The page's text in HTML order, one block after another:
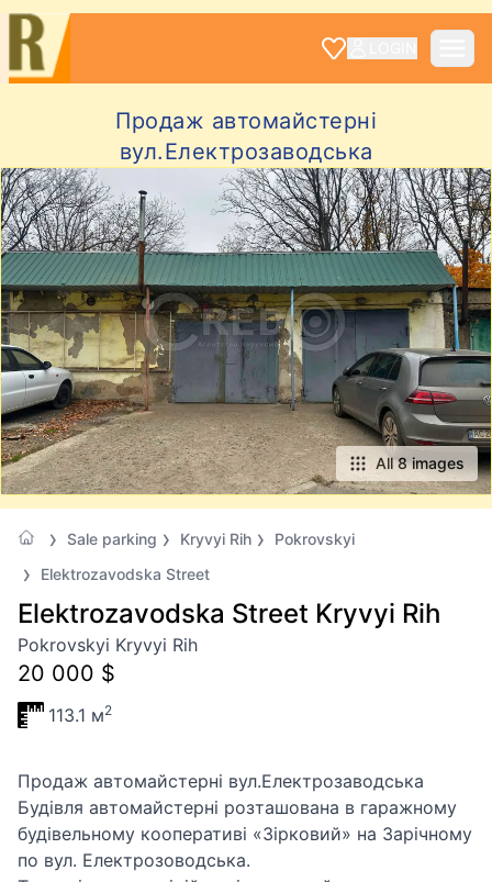
Продаж автомайстерні
вул.Електрозаводська
All 8 images
Sale parking Kryvyi Rih
Pokrovskyi
Elektrozavodska Street
Elektrozavodska Street Kryvyi Rih
Pokrovskyi Kryvyi Rih
20 000 $
113.1 м2
Продаж автомайстерні вул.Електрозаводська
Будівля автомайстерні розташована в гаражному
будівельному кооперативі «Зірковий» на Зарічному
по вул. Електрозоводська.